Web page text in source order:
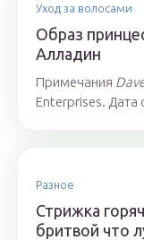
Уход за волосами
Образ
Алладин
Примечания
Enterprises. Дата
Разное
Стрижка
бритвой что